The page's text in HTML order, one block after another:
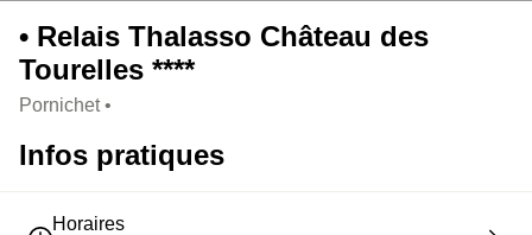
• Relais Thalasso Château des
Tourelles ****
Pornichet •
Infos pratiques
Horaires